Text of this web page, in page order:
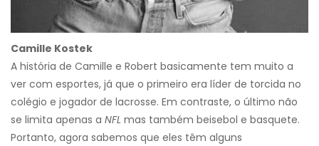
Camille Kostek
A história de Camille e Robert basicamente tem muito a
ver com esportes, já que o primeiro era líder de torcida no
colégio e jogador de lacrosse. Em contraste, o último não
se limita apenas a NFL mas também beisebol e basquete.
Portanto, agora sabemos que eles têm alguns